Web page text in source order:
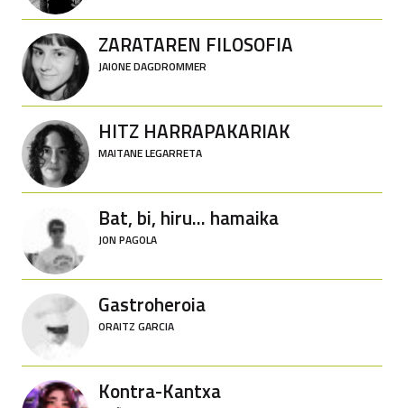
ZARATAREN FILOSOFIA
JAIONE DAGDROMMER
HITZ HARRAPAKARIAK
MAITANE LEGARRETA
Bat, bi, hiru... hamaika
JON PAGOLA
Gastroheroia
ORAITZ GARCIA
Kontra-Kantxa